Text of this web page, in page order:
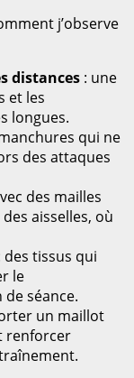
j’observe
distances : une
et les
longues.
qui ne
des attaques
des mailles
aisselles, où
des tissus qui
le
séance.
un maillot
renforcer